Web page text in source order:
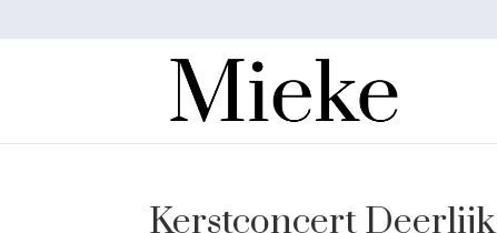
Kerstconcert Deerlijk